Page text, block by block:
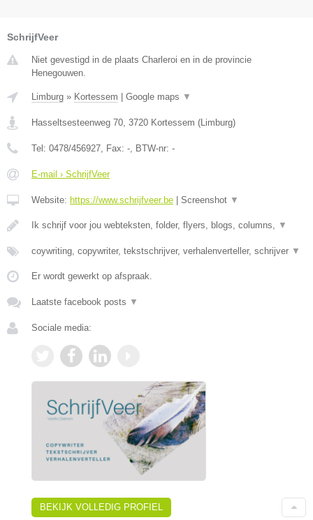
SchrijfVeer
Niet gevestigd in de plaats Charleroi en in de provincie
Henegouwen.
Limburg » Kortessem Google maps ▼
Hasseltsesteenweg 70, 3720 Kortessem (Limburg)
Tel: 0478/456927, Fax: -, BTW-nr: -
E-mail › SchrijfVeer
Website: https://www.schrijfveer.be Screenshot ▼
Ik schrijf voor jou webteksten, folder, flyers, blogs, columns, ▼
coywriting, copywriter, tekstschrijver, verhalenverteller, schrijver ▼
Er wordt gewerkt op afspraak.
Laatste facebook posts ▼
Sociale media:
BEKIJK VOLLEDIG PROFIEL